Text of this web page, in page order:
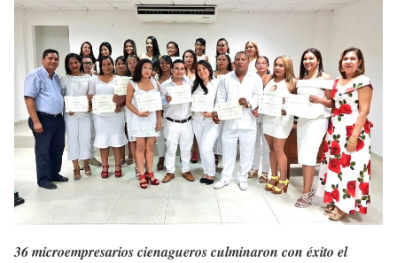
36 microempresarios cienagueros culminaron con éxito el